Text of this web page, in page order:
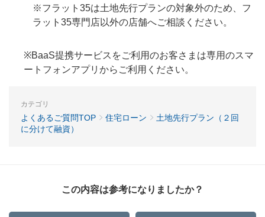
※フラット35は土地先行プランの対象外のため、フ
ラット35専門店以外の店舗へご相談ください。
※BaaS提携サービスをご利用のお客さまは専用のスマ
ートフォンアプリからご利用ください。
カテゴリ
よくあるご質問TOP 住宅ローン
土地先行プラン（２回
に分けて融資）
この内容は参考になりましたか？